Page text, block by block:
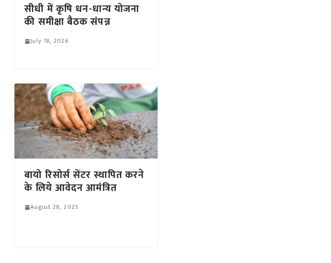
सीधी में कृषि धन-धान्य योजना
की समीक्षा बैठक संपन्न
July 18, 2026
बायो रिसोर्स सेंटर स्थापित करने
के लिये आवेदन आमंत्रित
August 28, 2025